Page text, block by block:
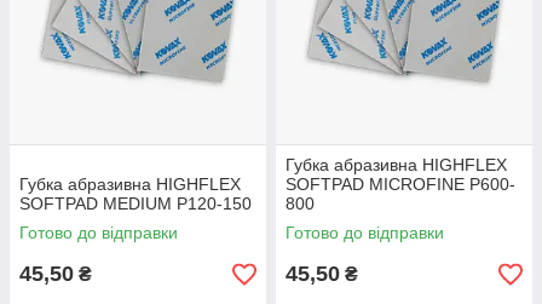
Губка абразивна HIGHFLEX
SOFTPAD MEDIUM P120-150
Готово до відправки
45,50 ₴
Губка абразивна HIGHFLEX
SOFTPAD MICROFINE P600-
800
Готово до відправки
45,50 ₴